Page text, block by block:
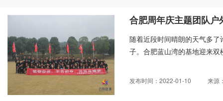
合肥周年庆主题团队户
随着近段时间晴朗的天气多
子。合肥蓝山湾的基地迎来
发布时间：2022-01-10 来源